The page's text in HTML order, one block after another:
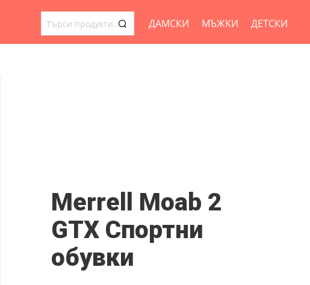
ТЪРСЕНЕ
ДАМСКИ МЪЖКИ ДЕТСКИ
Merrell Moab 2
GTX Спортни
обувки